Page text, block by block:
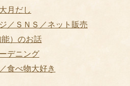
月だし
／ＳＮＳ／ネット販売
）のお話
デニング
食べ物大好き